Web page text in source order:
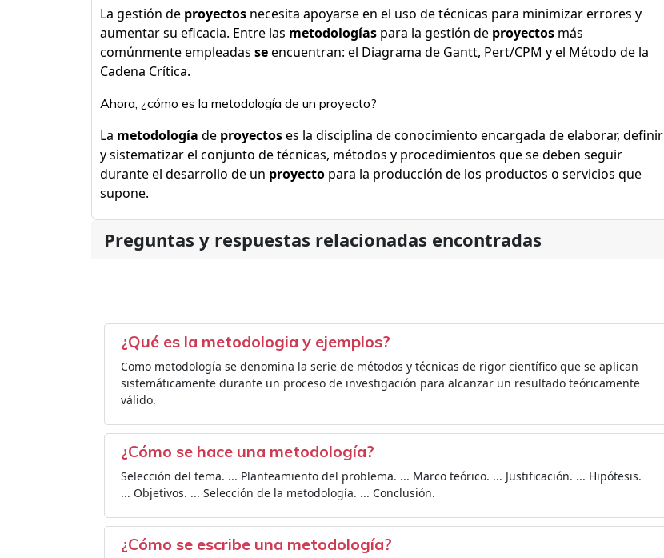
La gestión de proyectos necesita apoyarse en el uso de técnicas para minimizar errores y
aumentar su eficacia. Entre las metodologías para la gestión de proyectos más
comúnmente empleadas seencuentran: el Diagrama de Gantt, Pert/CPM y el Método de la
Cadena Crítica.
Ahora, ¿cómo es la metodología de un proyecto?
La metodología de proyectoses la disciplina de conocimiento encargada de elaborar, definir
y sistematizar el conjunto de técnicas, métodos y procedimientos que se deben seguir
durante el desarrollo de un proyecto para la producción de los productos o servicios que
supone.
Preguntas y respuestas relacionadas encontradas
¿Qué es la metodologia y ejemplos?
Como metodología se denomina la serie de métodos y técnicas de rigor científico que se aplican
sistemáticamente durante un proceso de investigación para alcanzar un resultado teóricamente
válido.
¿Cómo se hace una metodología?
Selección del tema. ... Planteamiento del problema. ... Marco teórico. ... Justificación. ... Hipótesis.
... Objetivos. ... Selección de la metodología. ... Conclusión.
¿Cómo se escribe una metodología?